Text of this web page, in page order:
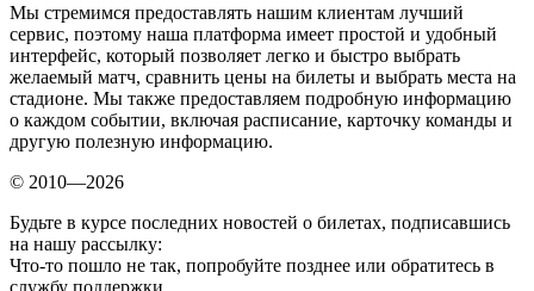
Мы стремимся предоставлять нашим клиентам лучший
сервис, поэтому наша платформа имеет простой и удобный
интерфейс, который позволяет легко и быстро выбрать
желаемый матч, сравнить цены на билеты и выбрать места на
стадионе. Мы также предоставляем подробную информацию
о каждом событии, включая расписание, карточку команды и
другую полезную информацию.
© 2010—2026
Будьте в курсе последних новостей о билетах, подписавшись
на нашу рассылку:
Что-то пошло не так, попробуйте позднее или обратитесь в
службу поддержки.